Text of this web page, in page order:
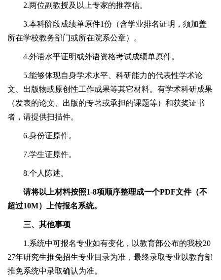
2.两位副教授及以上专家的推荐信。
3.本科阶段成绩单原件1份（含学业排名证明，须加盖
所在学校教务部门或所在院系公章）。
4.外语水平证明或外语资格考试成绩单原件。
5.能够体现自身学术水平、科研能力的代表性学术论
文、出版物或原创性工作成果等其它材料。有学术科研成果
（发表的论文、出版的专著或承担的课题等）和获奖证书
者，请提供扫描件。
6.身份证原件。
7.学生证原件。
8.个人陈述。
请将以上材料按照1-8项顺序整理成一个PDF文件（不
超过10M）上传报名系统。
三、其他事项
1.系统中可报名专业如有变化，以教育部公布的我校20
27年研究生推免招生专业目录为准，最终录取专业以教育部
推免系统中录取确认为准。